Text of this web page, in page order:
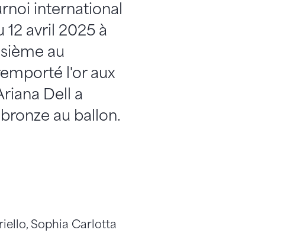
international
avril 2025 à
au
l'or aux
Dell a
au ballon.
Sophia Carlotta